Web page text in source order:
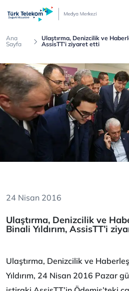
Telekom
Medya
Ana
Sayfa
Ulaştırma, Denizcilik ve
AssisTT’i ziyaret etti
24 Nisan 2016
Ulaştırma, Denizcilik ve
Binali Yıldırım, AssisTT’i
Ulaştırma, Denizcilik ve
Yıldırım, 24 Nisan 2016 Pazar